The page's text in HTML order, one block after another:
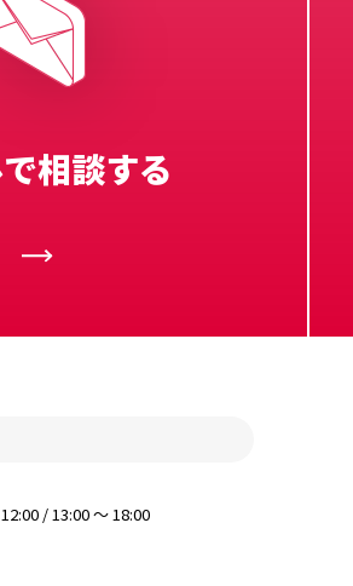
相談する
/ 13:00 〜 18:00